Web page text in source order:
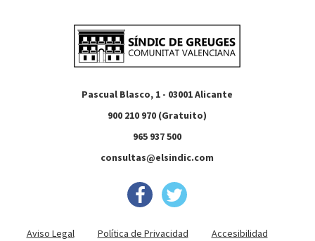
Pascual Blasco, 1 - 03001 Alicante
900 210 970 (Gratuito)
965 937 500
consultas@elsindic.com
Aviso Legal Política de Privacidad Accesibilidad